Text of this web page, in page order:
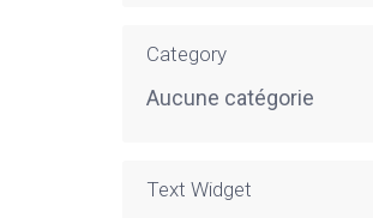
Category
Aucune catégorie
Text Widget